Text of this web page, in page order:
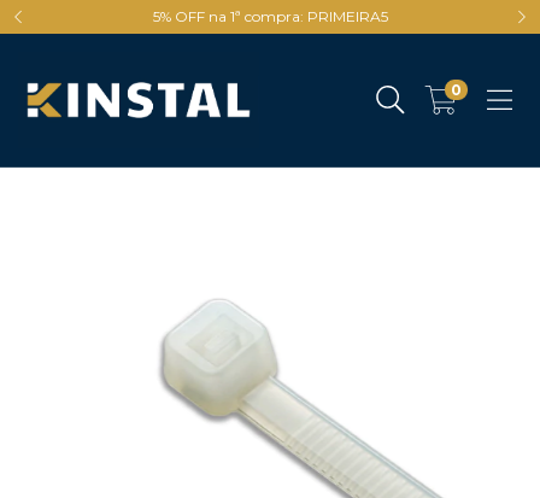
5% OFF na 1ª compra: PRIMEIRA5
0